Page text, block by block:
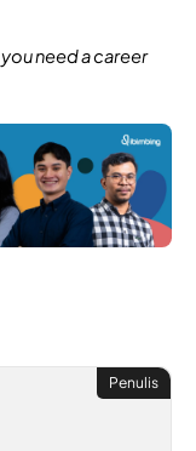
need a career
Penulis